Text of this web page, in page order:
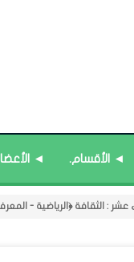
◄ الأقسام. ◄